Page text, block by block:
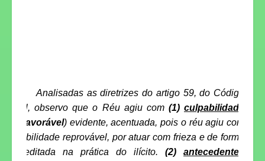
Analisadas as diretrizes do artigo 59, do Código
Penal, observo que o Réu agiu com (1) culpabilidade
desfavorável) evidente, acentuada, pois o réu agiu com
culpabilidade reprovável, por atuar com frieza e de forma
premeditada na prática do ilícito. (2) antecedente